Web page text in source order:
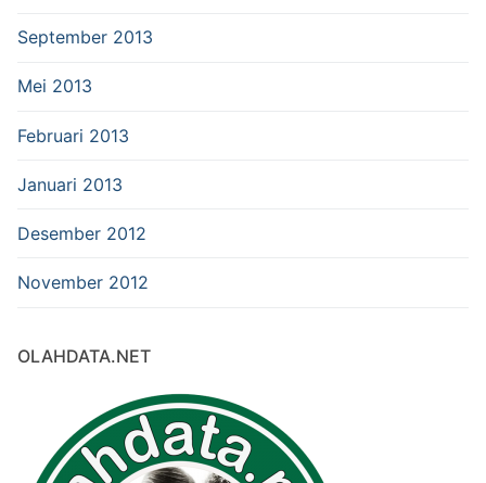
September 2013
Mei 2013
Februari 2013
Januari 2013
Desember 2012
November 2012
OLAHDATA.NET